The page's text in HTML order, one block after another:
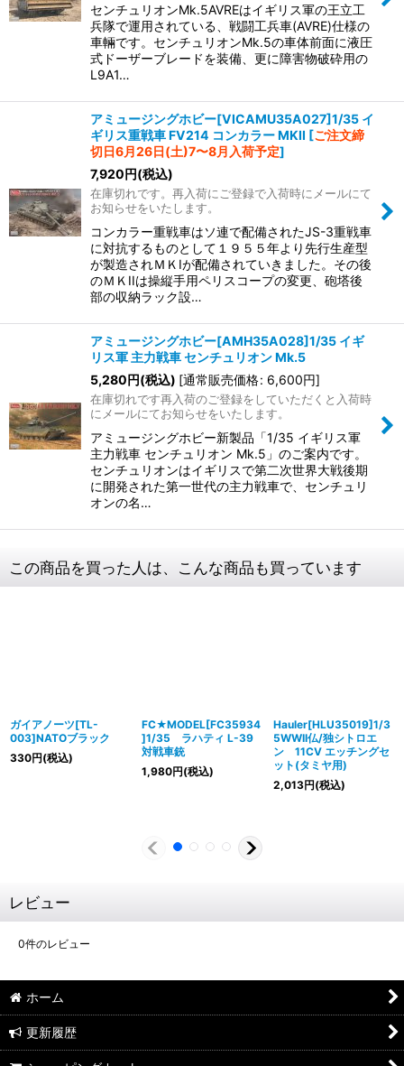
センチュリオンMk.5AVREはイギリス軍の王立工
兵隊で運用されている、戦闘工兵車(AVRE)仕様の
車輛です。センチュリオンMk.5の車体前面に液圧
式ドーザーブレードを装備、更に障害物破砕用の
L9A1…
アミュージングホビー[VICAMU35A027]1/35 イ
ギリス重戦車 FV214 コンカラー MKII [ご注文締
切日6月26日(土)7〜8月入荷予定]
7,920円(税込)
在庫切れです。再入荷にご登録で入荷時にメールにて
お知らせをいたします。
コンカラー重戦車はソ連で配備されたJS-3重戦車
に対抗するものとして１９５５年より先行生産型
が製造されＭＫIが配備されていきました。その後
のＭＫIIは操縦手用ペリスコープの変更、砲塔後
部の収納ラック設…
アミュージングホビー[AMH35A028]1/35 イギ
リス軍 主力戦車 センチュリオン Mk.5
5,280円(税込) [通常販売価格: 6,600円]
在庫切れです再入荷のご登録をしていただくと入荷時
にメールにてお知らせをいたします。
アミュージングホビー新製品「1/35 イギリス軍
主力戦車 センチュリオン Mk.5」のご案内です。
センチュリオンはイギリスで第二次世界大戦後期
に開発された第一世代の主力戦車で、センチュリ
オンの名…
この商品を買った人は、こんな商品も買っています
ガイアノーツ[TL-
003]NATOブラック
330円(税込)
FC★MODEL[FC35934
]1/35 ラハティ L-39
対戦車銃
1,980円(税込)
Hauler[HLU35019]1/3
5WWII仏/独シトロエ
ン 11CV エッチングセ
ット(タミヤ用)
2,013円(税込)
レビュー
0件のレビュー
ホーム
更新履歴